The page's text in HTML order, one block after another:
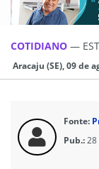
COTIDIANO —
Aracaju (SE), 09 de
Fonte:
Pub.:28